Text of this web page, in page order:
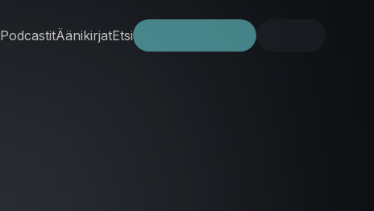
PodcastitÄänikirjatEtsi